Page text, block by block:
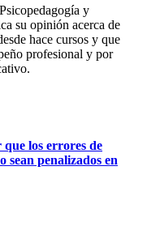
y
su opinión acerca de
hace cursos y que
profesional y por
los errores de
sean penalizados en